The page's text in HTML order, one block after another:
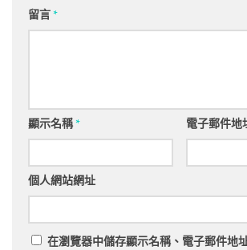
留言*
顯示名稱* 電子郵件地
個人網站網址
在瀏覽器中儲存顯示名稱、電子郵件地